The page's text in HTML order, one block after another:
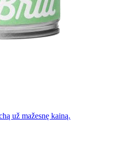
už mažesnę kainą.